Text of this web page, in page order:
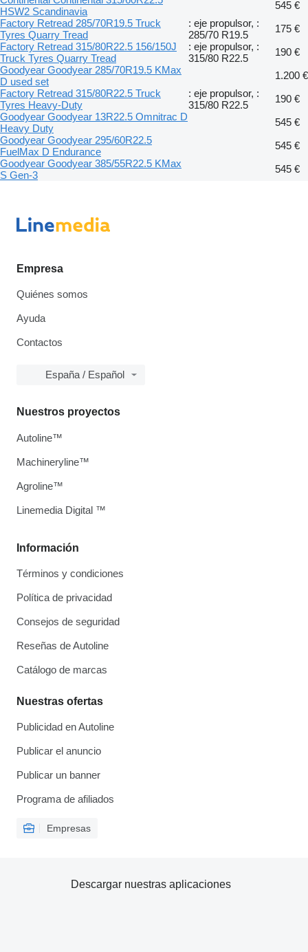
HSW2 Scandinavia
545 €
Factory Retread 285/70R19.5 Truck
Tyres Quarry Tread
: eje propulsor, :
285/70 R19.5
175 €
Factory Retread 315/80R22.5 156/150J
Truck Tyres Quarry Tread
: eje propulsor, :
315/80 R22.5
190 €
Goodyear Goodyear 285/70R19.5 KMax
D used set
1.200 €
Factory Retread 315/80R22.5 Truck
Tyres Heavy-Duty
: eje propulsor, :
315/80 R22.5
190 €
Goodyear Goodyear 13R22.5 Omnitrac D
Heavy Duty
545 €
Goodyear Goodyear 295/60R22.5
FuelMax D Endurance
545 €
Goodyear Goodyear 385/55R22.5 KMax
S Gen-3
545 €
Empresa
Quiénes somos
Ayuda
Contactos
España / Español
Información
Términos y condiciones
Política de privacidad
Consejos de seguridad
Reseñas de Autoline
Catálogo de marcas
Nuestras ofertas
Publicidad en Autoline
Publicar el anuncio
Publicar un banner
Programa de afiliados
Empresas
Nuestros proyectos
Autoline™
Machineryline™
Agroline™
Linemedia Digital ™
Descargar nuestras aplicaciones